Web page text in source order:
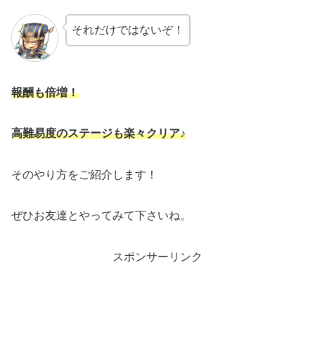
それだけではないぞ！
報酬も倍増！
高難易度のステージも楽々クリア♪
そのやり方をご紹介します！
ぜひお友達とやってみて下さいね。
スポンサーリンク